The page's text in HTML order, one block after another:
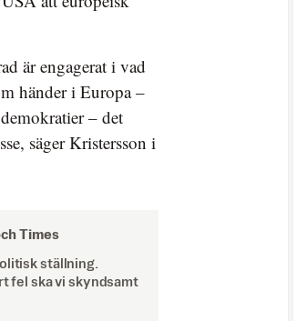
är engagerat i vad
händer i Europa –
– det
säger Kristersson i
Times
ställning.
fel ska vi skyndsamt